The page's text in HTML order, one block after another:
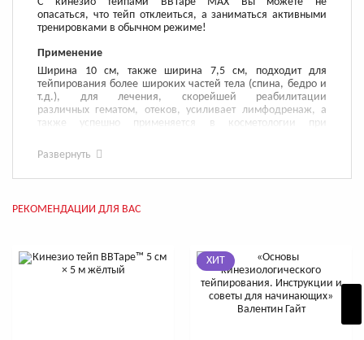
опасаться, что тейп отклеиться, а заниматься активными
тренировками в обычном режиме!
Применение
Ширина 10 см, также ширина 7,5 см, подходит для
тейпирования более широких частей тела (спина, бедро и
т.д.), для лечения, скорейшей реабилитации
различных гематом, отеков, усиливает лимфодренаж, а
также успешно применяется в косметологии при
Кинезио тейпы BBTape, производимые в
исключает возникновение аллергических реакций.
Особенности
Эластичность тейпа BBTape (Био Баланс) соответствует
эластичности кожи, что обеспечивает нужный эффект и
Развернуть
РЕКОМЕНДАЦИИ ДЛЯ ВАС
ХИТ